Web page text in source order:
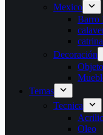
Mexico
Barro
catrina
Decoración
Temas
Tecnica
Oleo